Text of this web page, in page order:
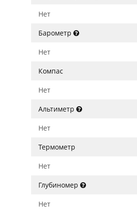
Нет
Барометр
Нет
Компас
Нет
Альтиметр
Нет
Термометр
Нет
Глубиномер
Нет